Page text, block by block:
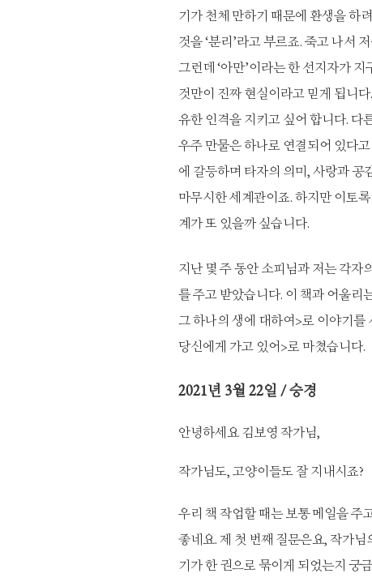
기가 천체 만하기 때문에 환생을 하
것을 ‘분리’라고 부르죠. 죽고 나서
그런데 ‘아만’이라는 한 선지자가
것만이 진짜 현실이라고 믿게 됩니
유한 인격을 지키고 싶어 합니다. 다
우주 만물은 하나로 연결되어 있다
에 갈등하며 타자의 의미, 사랑과 공
마무시한 세계관이죠. 하지만 이토
계가 또 있을까 싶습니다.
지난 몇 주 동안 소피님과 저는 각자
를 주고 받았습니다. 이 책과 어울리
그 하나의 생에 대하여>로 이야기
당신에게 가고 있어>로 마쳤습니다.
2021년 3월 22일 / 승경
안녕하세요 김보영 작가님,
작가님도, 고양이들도 잘 지내시죠?
우리 책 작업할 때는 보통 메일을 주
좋네요. 제 첫 번째 질문은요, 작가
기가 한 권으로 묶이게 되었는지 궁